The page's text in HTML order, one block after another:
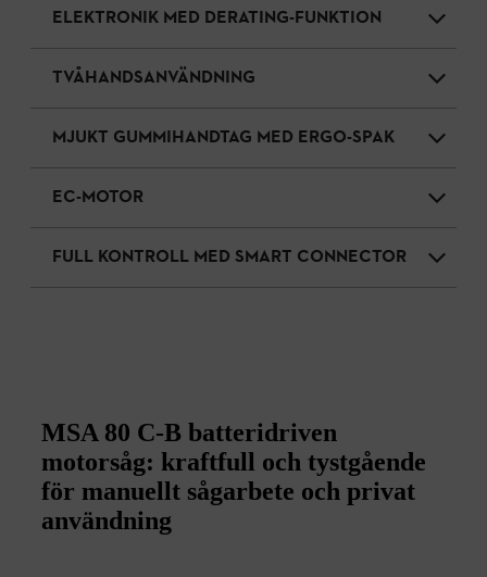
ELEKTRONIK MED DERATING-FUNKTION
TVÅHANDSANVÄNDNING
MJUKT GUMMIHANDTAG MED ERGO-SPAK
EC-MOTOR
FULL KONTROLL MED SMART CONNECTOR
MSA 80 C‑B batteridriven
motorsåg: kraftfull och tystgående
för manuellt sågarbete och privat
användning